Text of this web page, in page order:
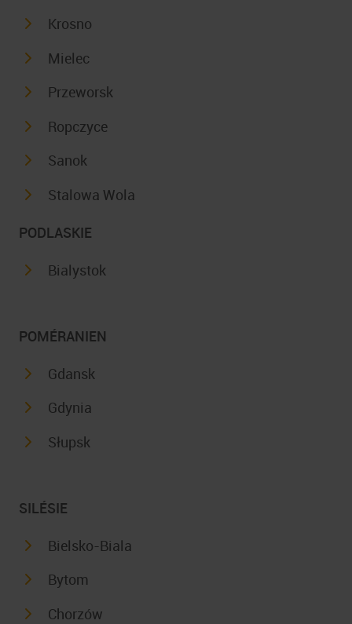
Krosno
Mielec
Przeworsk
Ropczyce
Sanok
Stalowa Wola
PODLASKIE
Bialystok
POMÉRANIEN
Gdansk
Gdynia
Słupsk
SILÉSIE
Bielsko-Biala
Bytom
Chorzów